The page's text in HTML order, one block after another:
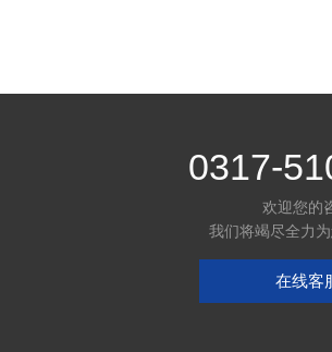
0317-
欢迎您的
我们将竭尽全力
在线客